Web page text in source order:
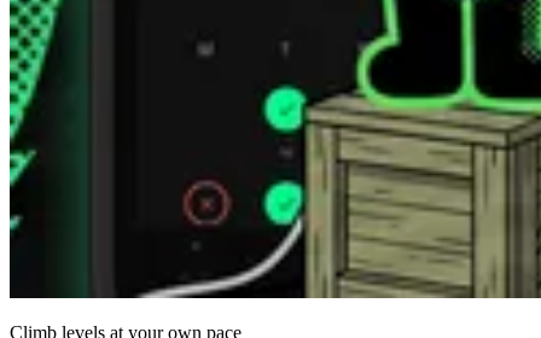
Climb levels at your own pace